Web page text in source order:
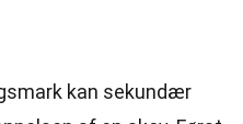
kan sekundær